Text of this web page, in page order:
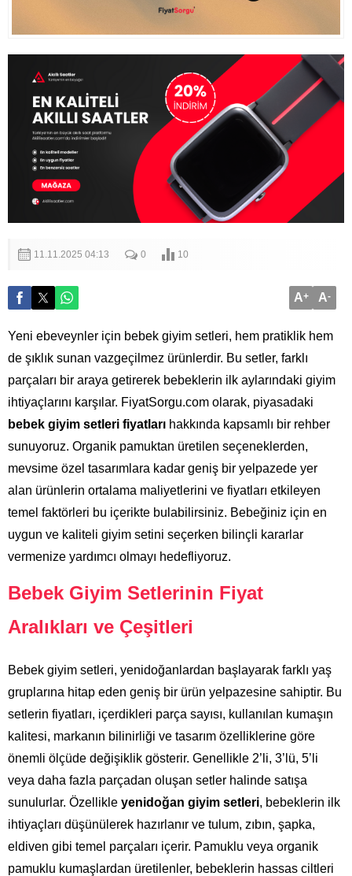
11.11.2025 04:13 0 10
A+ A-
Yeni ebeveynler için bebek giyim setleri, hem pratiklik hem
de şıklık sunan vazgeçilmez ürünlerdir. Bu setler, farklı
parçaları bir araya getirerek bebeklerin ilk aylarındaki giyim
ihtiyaçlarını karşılar. FiyatSorgu.com olarak, piyasadaki
bebek giyim setleri fiyatları hakkında kapsamlı bir rehber
sunuyoruz. Organik pamuktan üretilen seçeneklerden,
mevsime özel tasarımlara kadar geniş bir yelpazede yer
alan ürünlerin ortalama maliyetlerini ve fiyatları etkileyen
temel faktörleri bu içerikte bulabilirsiniz. Bebeğiniz için en
uygun ve kaliteli giyim setini seçerken bilinçli kararlar
vermenize yardımcı olmayı hedefliyoruz.
Bebek Giyim Setlerinin Fiyat
Aralıkları ve Çeşitleri
Bebek giyim setleri, yenidoğanlardan başlayarak farklı yaş
gruplarına hitap eden geniş bir ürün yelpazesine sahiptir. Bu
setlerin fiyatları, içerdikleri parça sayısı, kullanılan kumaşın
kalitesi, markanın bilinirliği ve tasarım özelliklerine göre
önemli ölçüde değişiklik gösterir. Genellikle 2’li, 3’lü, 5’li
veya daha fazla parçadan oluşan setler halinde satışa
sunulurlar. Özellikle yenidoğan giyim setleri, bebeklerin ilk
ihtiyaçları düşünülerek hazırlanır ve tulum, zıbın, şapka,
eldiven gibi temel parçaları içerir. Pamuklu veya organik
pamuklu kumaşlardan üretilenler, bebeklerin hassas ciltleri